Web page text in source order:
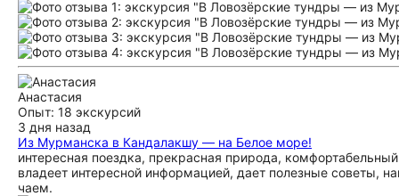
Анастасия
Опыт: 18 экскурсий
3 дня назад
Из Мурманска в Кандалакшу — на Белое море!
интересная поездка, прекрасная природа,
владеет интересной информацией, дает полезные советы,
чаем.